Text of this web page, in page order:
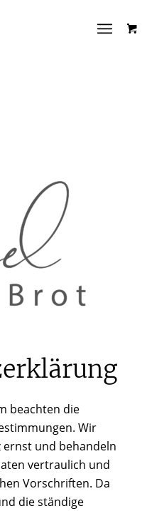
beachten die
Wir
und behandeln
vertraulich und
Vorschriften. Da
die ständige